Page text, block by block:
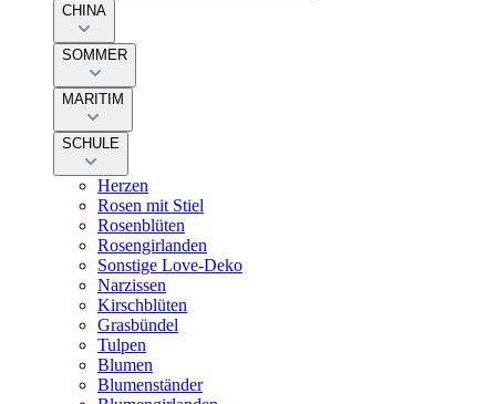
CHINA
SOMMER
MARITIM
SCHULE
Herzen
Rosen mit Stiel
Rosenblüten
Rosengirlanden
Sonstige Love-Deko
Narzissen
Kirschblüten
Grasbündel
Tulpen
Blumen
Blumenständer